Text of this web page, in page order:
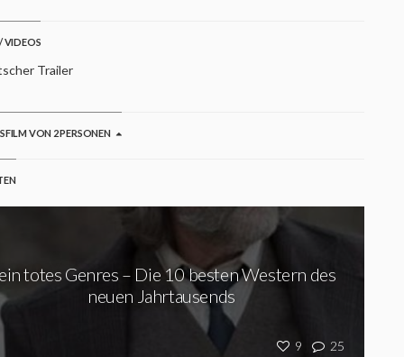
VIDEOS
Trailer
VON 2 PERSONEN
9 25
totes Genres – Die 10 besten Western des
neuen Jahrtausends